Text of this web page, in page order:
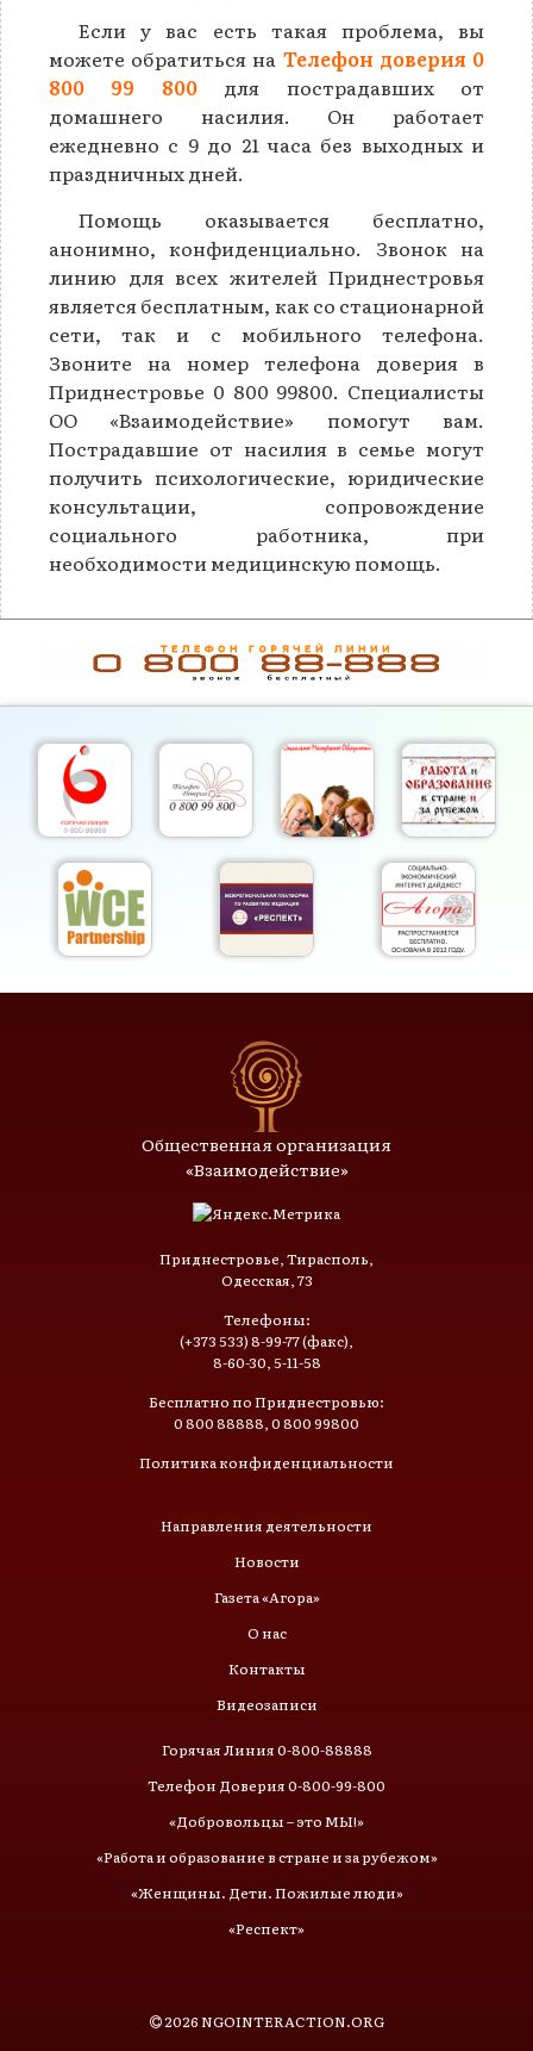
Если у вас есть такая проблема, вы
можете обратиться на Телефон доверия 0
800 99 800
для пострадавших от
домашнего насилия. Он работает
ежедневно с 9 до 21 часа без выходных и
праздничных дней.
Помощь оказывается бесплатно,
анонимно, конфиденциально. Звонок на
линию для всех жителей Приднестровья
является бесплатным, как со стационарной
сети, так и с мобильного телефона.
Звоните на номер телефона доверия в
Приднестровье 0 800 99800. Специалисты
ОО «Взаимодействие» помогут вам.
Пострадавшие от насилия в семье могут
получить психологические, юридические
консультации, сопровождение
социального работника, при
необходимости медицинскую помощь.
Общественная организация
«Взаимодействие»
Приднестровье, Тирасполь,
Одесская, 73
Телефоны:
(+373 533) 8-99-77 (факс),
8-60-30, 5-11-58
Бесплатно по Приднестровью:
0 800 88888, 0 800 99800
Политика конфиденциальности
Направления деятельности
Новости
Газета «Агора»
О нас
Контакты
Видеозаписи
Горячая Линия 0-800-88888
Телефон Доверия 0-800-99-800
«Добровольцы – это МЫ!»
«Работа и образование в стране и за рубежом»
«Женщины. Дети. Пожилые люди»
«Респект»
2026NGOINTERACTION.ORG